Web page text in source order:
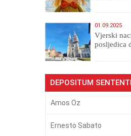
01.09.2025
​Vjerski
posljedica
DEPOSITUM
Amos Oz
Ernesto Sabato